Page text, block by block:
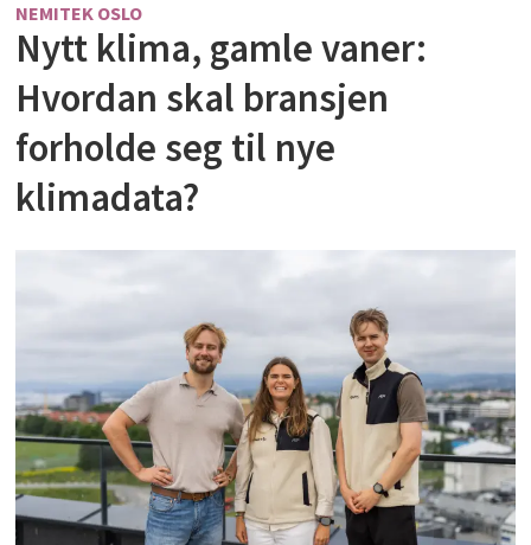
NEMITEK OSLO
Nytt klima, gamle vaner:
Hvordan skal bransjen
forholde seg til nye
klimadata?